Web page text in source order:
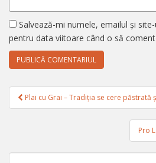
Salvează-mi numele, emailul și
pentru data viitoare când o să
Navigare
în
Plai cu Grai – Tradiția se cere păstrată
Pro